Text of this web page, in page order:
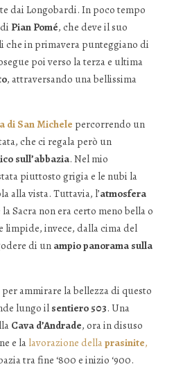
dai Longobardi. In poco tempo
Pian Pomé, che deve il suo
che in primavera punteggiano di
poi verso la terza e ultima
, attraversando una bellissima
di San Michele percorrendo un
che ci regala però un
sull’abbazia. Nel mio
piuttosto grigia e le nubi la
alla vista. Tuttavia, l’atmosfera
la Sacra non era certo meno bella o
limpide, invece, dalla cima del
di un ampio panorama sulla
ammirare la bellezza di questo
lungo il sentiero 503. Una
Cava d’Andrade, ora in disuso
e la lavorazione dellaprasinite,
tra fine ‘800 e inizio ‘900.